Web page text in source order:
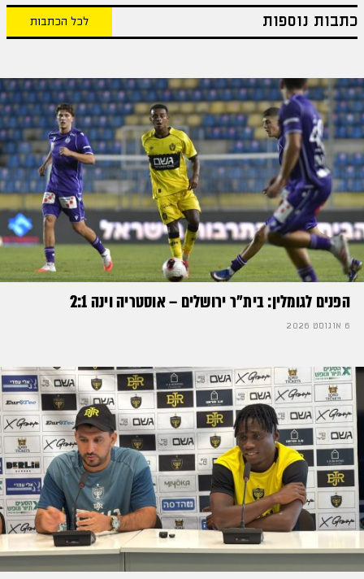
כתבות נוספות לכל הכתבות
הפנים לגומלין: בית״ר ירושלים – אוסטריה וינה 2:1
6 אוגוסט 2026